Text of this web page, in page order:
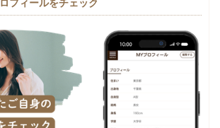
フィールをチェック